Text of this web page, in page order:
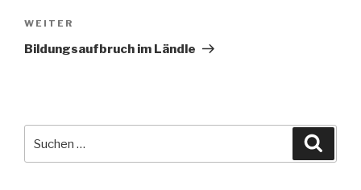
Nächster
Beitrag
WEITER
Bildungsaufbruch im Ländle
nach: